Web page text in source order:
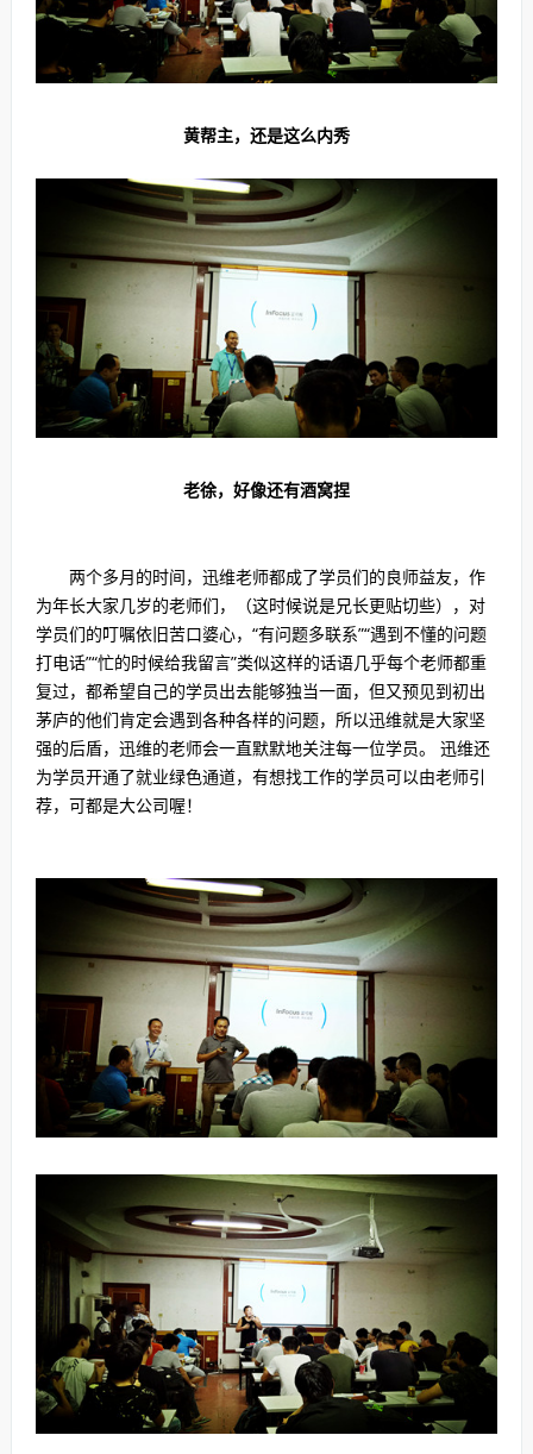
黄帮主，还是这么内秀
老徐，好像还有酒窝捏
两个多月的时间，迅维老师都成了学员们的良师益友，作
为年长大家几岁的老师们，（这时候说是兄长更贴切些），对
学员们的叮嘱依旧苦口婆心，“有问题多联系”“遇到不懂的问题
打电话”“忙的时候给我留言”类似这样的话语几乎每个老师都重
复过，都希望自己的学员出去能够独当一面，但又预见到初出
茅庐的他们肯定会遇到各种各样的问题，所以迅维就是大家坚
强的后盾，迅维的老师会一直默默地关注每一位学员。 迅维还
为学员开通了就业绿色通道，有想找工作的学员可以由老师引
荐，可都是大公司喔！